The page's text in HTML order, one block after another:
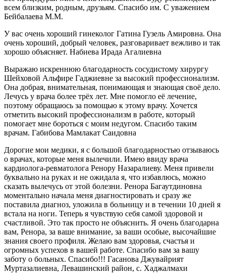
всем близким, родным, друзьям. Спасибо им. С уважением
Бейбалаева М.М.
У вас очень хороший гинеколог Гатина Гузель Амировна. Она
очень хороший, добрый человек, разговаривает вежливо и так
хорошо объясняет. Набиева Ирада Агалиевна
Выражаю искреннюю благодарность сосудистому хирургу
Шейховой Альфире Гаджиевне за высокий профессионализм.
Она добрая, внимательная, понимающая и знающая своё дело.
Лечусь у врача более трёх лет. Мне помогло её лечение,
поэтому обращаюсь за помощью к этому врачу. Хочется
отметить высокий профессионализм в работе, который
помогает мне бороться с моим недугом. Спасибо таким
врачам. Габибова Мамлакат Саидовна
Дорогие мои медики, я с большой благодарностью отзываюсь
о врачах, которые меня вылечили. Имею ввиду врача
кардиолога-ревматолога Ренору Назаралиеву. Меня привели
буквально на руках и не ожидала я, что избавлюсь, можно
сказать вылечусь от этой болезни. Ренора Багаутдиновна
моментально начала меня диагностировать и сразу же
поставила диагноз, уложила в больницу и в течении 10 дней я
встала на ноги. Теперь я чувствую себя самой здоровой и
счастливой. Это так просто не объяснить. Я очень благодарна
вам, Ренора, за ваше внимание, за ваши особые, высочайшие
знания своего профиля. Желаю вам здоровья, счастья и
огромных успехов в вашей работе. Спасибо вам за вашу
заботу о больных. Спасибо!!! Гасанова Джувайрият
Муртазалиевна, Левашинский район, с. Хаджалмахи